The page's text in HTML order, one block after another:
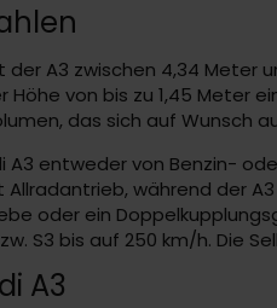
der A3 zwischen 4,34
Höhe von bis zu 1,45
das sich auf Wunsch
entweder von Benzin-
während der
oder ein
S3 bis auf 250 km/h. Die
A3